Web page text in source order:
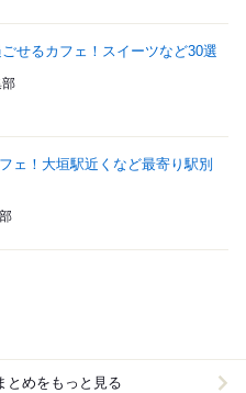
せるカフェ！スイーツなど30選
ェ！大垣駅近くなど最寄り駅別
とめをもっと見る